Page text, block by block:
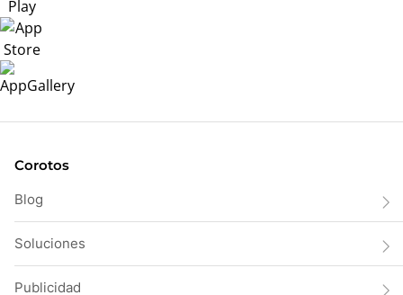
Corotos
Blog
Soluciones
Publicidad